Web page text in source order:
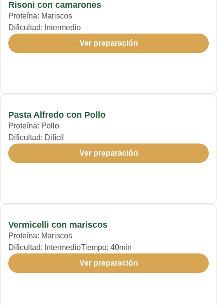
Risoni con camarones
Proteína: Mariscos
Dificultad: Intermedio
Ver preparación
Pasta Alfredo con Pollo
Proteína: Pollo
Dificultad: Difícil
Ver preparación
Vermicelli con mariscos
Proteína: Mariscos
Dificultad: IntermedioTiempo: 40min
Ver preparación